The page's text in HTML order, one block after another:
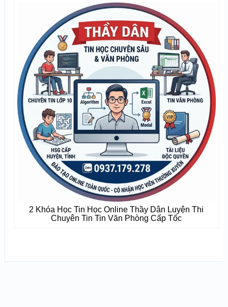
2 Khóa Học Tin Học Online Thầy Dân Luyện Thi
Chuyên Tin Tin Văn Phòng Cấp Tốc